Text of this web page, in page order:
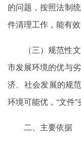
的问题，按照法制
件清理工作，能有
（三）规范性
市发展环境的优与
济、社会发展的规
环境可能优，“文件”
二、主要依据